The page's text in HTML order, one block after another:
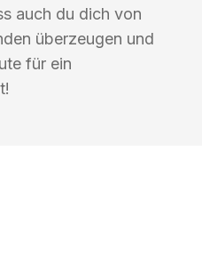
auch du dich von
überzeugen und
für ein